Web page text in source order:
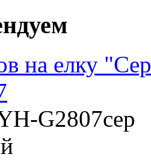
на елку
G2807сер